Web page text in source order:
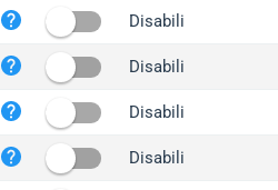
ed.tc
iplogger.com
iplogger.co
Disabili
Disabili
Disabili
Disabili